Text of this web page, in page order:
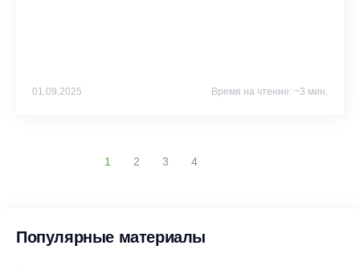
01.09.2025 Время на чтение: ~3 мин.
1 2 3 4
Популярные материалы